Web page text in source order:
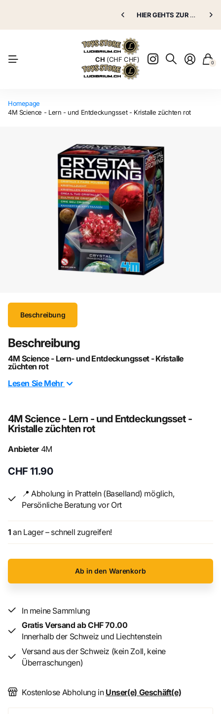
Puppenklinik HIER GEHTS ZUR
CH (CHF CHF) 0
Homepage
4M Science - Lern - und Entdeckungsset - Kristalle züchten rot
Beschreibung
Beschreibung
4M Science - Lern- und Entdeckungsset - Kristalle
züchten rot
Ab 10 Jahren
und stelle sie einem besonderen Schaukasten aus.
Erstickungsgefahr, da kleine Teile verschluckt oder
eingeatmet werden können.
Lesen Sie Mehr
4M Science - Lern - und Entdeckungsset -
Kristalle züchten rot
Anbieter4M
CHF 11.90
📍 Abholung in Pratteln (Baselland) möglich,
Persönliche Beratung vor Ort
1 an Lager – schnell zugreifen!
Ab in den Warenkorb
In meine Sammlung
Gratis Versand ab CHF 70.00
Innerhalb der Schweiz und Liechtenstein
Versand aus der Schweiz (kein Zoll, keine
Überraschungen)
Kostenlose Abholung in Unser(e) Geschäft(e)